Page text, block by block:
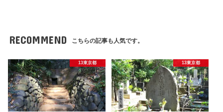
RECOMMEND こちらの記事も人気です。
13東京都 13東京都